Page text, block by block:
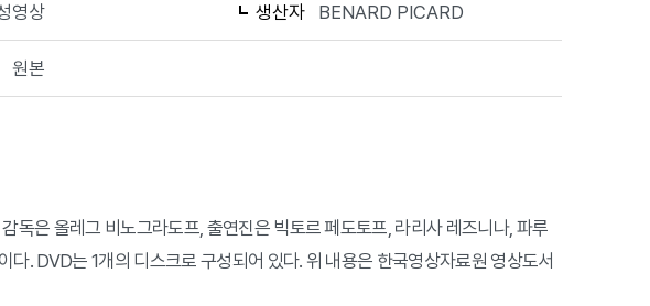
영상 생산자 BENARD PICARD
원본
독은 올레그 비노그라도프, 출연진은 빅토르 페도토프, 라리사 레즈니나, 파루
. DVD는 1개의 디스크로 구성되어 있다. 위 내용은 한국영상자료원 영상도서